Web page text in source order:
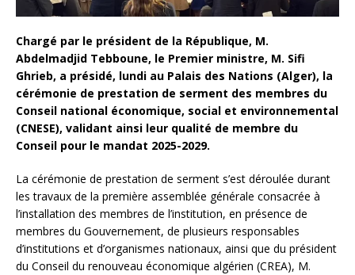
Chargé par le président de la République, M.
Abdelmadjid Tebboune, le Premier ministre, M. Sifi
Ghrieb, a présidé, lundi au Palais des Nations (Alger), la
cérémonie de prestation de serment des membres du
Conseil national économique, social et environnemental
(CNESE), validant ainsi leur qualité de membre du
Conseil pour le mandat 2025-2029.
La cérémonie de prestation de serment s’est déroulée durant
les travaux de la première assemblée générale consacrée à
l’installation des membres de l’institution, en présence de
membres du Gouvernement, de plusieurs responsables
d’institutions et d’organismes nationaux, ainsi que du président
du Conseil du renouveau économique algérien (CREA), M.